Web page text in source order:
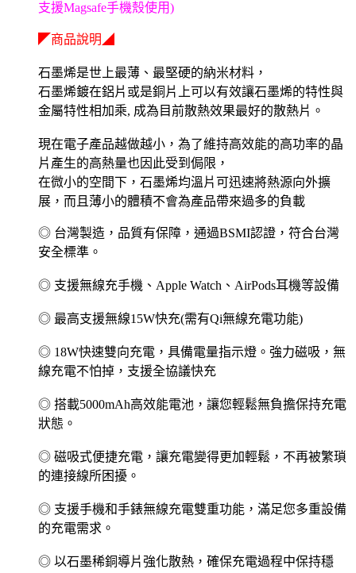
支援Magsafe手機殼使用)
◤商品說明◢
石墨烯是世上最薄、最堅硬的納米材料，
石墨烯鍍在鋁片或是銅片上可以有效讓石墨烯的特性與
金屬特性相加乘, 成為目前散熱效果最好的散熱片。
現在電子產品越做越小，為了維持高效能的高功率的晶
片產生的高熱量也因此受到侷限，
在微小的空間下，石墨烯均溫片可迅速將熱源向外擴
展，而且薄小的體積不會為產品帶來過多的負載
◎ 台灣製造，品質有保障，通過BSMI認證，符合台灣
安全標準。
◎ 支援無線充手機、Apple Watch、AirPods耳機等設備
◎ 最高支援無線15W快充(需有Qi無線充電功能)
◎ 18W快速雙向充電，具備電量指示燈。強力磁吸，無
線充電不怕掉，支援全協議快充
◎ 搭載5000mAh高效能電池，讓您輕鬆無負擔保持充電
狀態。
◎ 磁吸式便捷充電，讓充電變得更加輕鬆，不再被繁瑣
的連接線所困擾。
◎ 支援手機和手錶無線充電雙重功能，滿足您多重設備
的充電需求。
◎ 以石墨稀銅導片強化散熱，確保充電過程中保持穩